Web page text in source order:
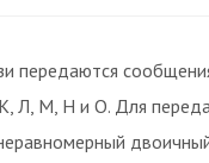
передаются
Л, М, Н и О. Для